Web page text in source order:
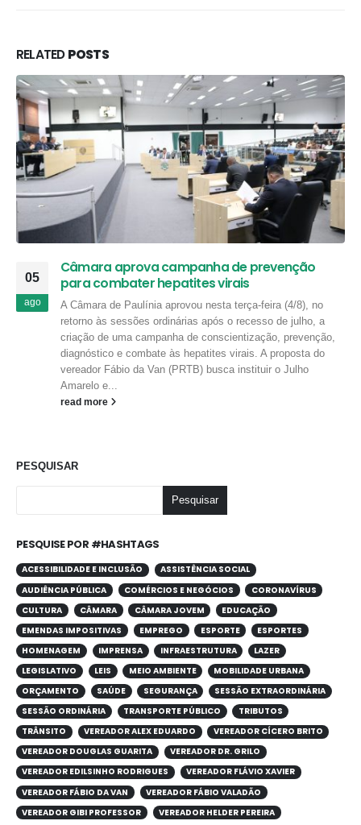
RELATEDPOSTS
05
ago
Câmara aprova campanha de prevenção
para combater hepatites virais
A Câmara de Paulínia aprovou nesta terça-feira (4/8), no
retorno às sessões ordinárias após o recesso de julho, a
criação de uma campanha de conscientização, prevenção,
diagnóstico e combate às hepatites virais. A proposta do
vereador Fábio da Van (PRTB) busca instituir o Julho
Amarelo e...
read more
PESQUISAR
Pesquisar
PESQUISE POR #HASHTAGS
ACESSIBILIDADE E INCLUSÃO
ASSISTÊNCIA SOCIAL
AUDIÊNCIA PÚBLICA
COMÉRCIOS E NEGÓCIOS
CORONAVÍRUS
CULTURA
CÂMARA CÂMARA JOVEM
EDUCAÇÃO
EMENDAS IMPOSITIVAS
EMPREGO ESPORTE
ESPORTES
HOMENAGEM
IMPRENSA INFRAESTRUTURA
LAZER
LEGISLATIVO
LEIS MEIO AMBIENTE
MOBILIDADE URBANA
ORÇAMENTO
SAÚDE SEGURANÇA
SESSÃO EXTRAORDINÁRIA
SESSÃO ORDINÁRIA
TRANSPORTE PÚBLICO
TRIBUTOS
TRÂNSITO
VEREADOR ALEX EDUARDO
VEREADOR CÍCERO BRITO
VEREADOR DOUGLAS GUARITA
VEREADOR DR. GRILO
VEREADOR EDILSINHO RODRIGUES
VEREADOR FLÁVIO XAVIER
VEREADOR FÁBIO DA VAN
VEREADOR FÁBIO VALADÃO
VEREADOR GIBI PROFESSOR
VEREADOR HELDER PEREIRA